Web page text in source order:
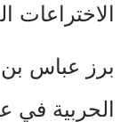
الاختراعات
برز عباس
الحربية في